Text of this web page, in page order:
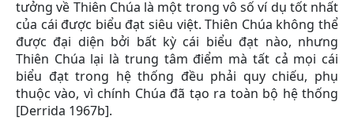
tưởng về Thiên Chúa là một trong vô số ví dụ tốt nhất
của cái được biểu đạt siêu việt. Thiên Chúa không thể
được đại diện bởi bất kỳ cái biểu đạt nào, nhưng
Thiên Chúa lại là trung tâm điểm mà tất cả mọi cái
biểu đạt trong hệ thống đều phải quy chiếu, phụ
thuộc vào, vì chính Chúa đã tạo ra toàn bộ hệ thống
[Derrida 1967b].